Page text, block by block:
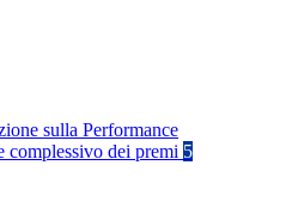
sulla Performance
complessivo dei premi 5